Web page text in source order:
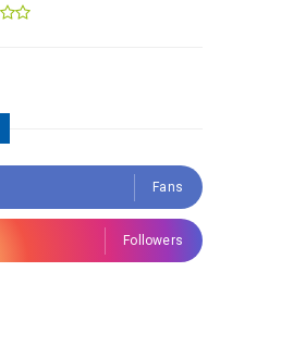
Fans
Followers